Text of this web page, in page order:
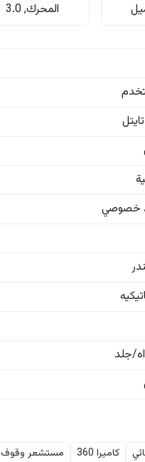
المحرك, 3.0
، خصوصي
جلد
كاميرا 360 مستشعر وقوف